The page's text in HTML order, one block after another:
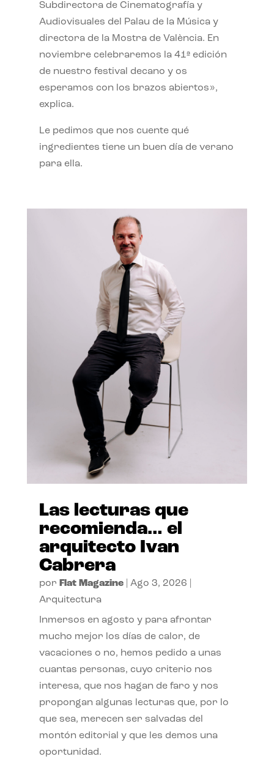
Subdirectora de Cinematografía y
Audiovisuales del Palau de la Música y
directora de la Mostra de València. En
noviembre celebraremos la 41ª edición
de nuestro festival decano y os
esperamos con los brazos abiertos»,
explica.
Le pedimos que nos cuente qué
ingredientes tiene un buen día de verano
para ella.
Las lecturas que
recomienda… el
arquitecto Ivan
Cabrera
por Flat Magazine| Ago 3, 2026
Arquitectura
Inmersos en agosto y para afrontar
mucho mejor los días de calor, de
vacaciones o no, hemos pedido a unas
cuantas personas, cuyo criterio nos
interesa, que nos hagan de faro y nos
propongan algunas lecturas que, por lo
que sea, merecen ser salvadas del
montón editorial y que les demos una
oportunidad.